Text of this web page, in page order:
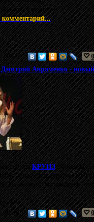
- клавиши.
комментарий...
20:03
0
Дмитрий Авраменко -
группаКРУИЗобъявила
новым вокалистом
. По мнению музыкантов, его
06:16
0